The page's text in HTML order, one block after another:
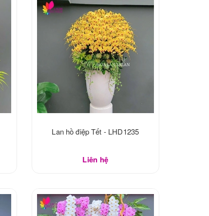
Lan hồ điệp Tết - LHD1235
Liên hệ